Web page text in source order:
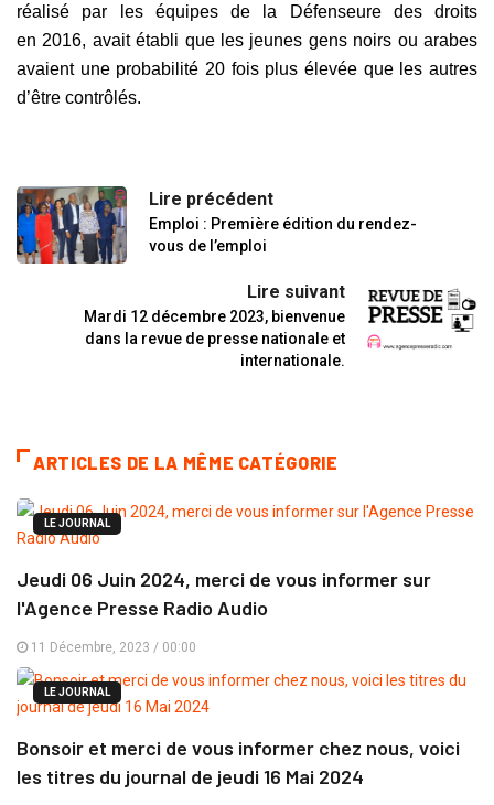
réalisé par les équipes de la Défenseure des droits
en 2016, avait établi que les jeunes gens noirs ou arabes
avaient une probabilité 20 fois plus élevée que les autres
d’être contrôlés.
Lire précédent
Emploi : Première édition du rendez-
vous de l’emploi
Lire suivant
Mardi 12 décembre 2023, bienvenue
dans la revue de presse nationale et
internationale.
ARTICLES DE LA MÊME CATÉGORIE
LE JOURNAL
Jeudi 06 Juin 2024, merci de vous informer sur
l'Agence Presse Radio Audio
11 Décembre, 2023 / 00:00
LE JOURNAL
Bonsoir et merci de vous informer chez nous, voici
les titres du journal de jeudi 16 Mai 2024